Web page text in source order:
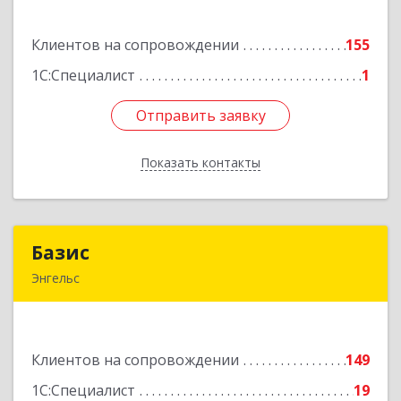
Клиентов на сопровождении
155
1С:Специалист
1
Отправить заявку
Показать контакты
Подробнее
Отправить заявку
Назад
Базис
Энгельс
Клиентов на сопровождении
149
1С:Специалист
19
Подробнее